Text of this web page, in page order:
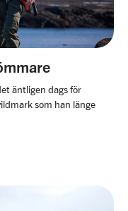
äntligen dags för
som han länge